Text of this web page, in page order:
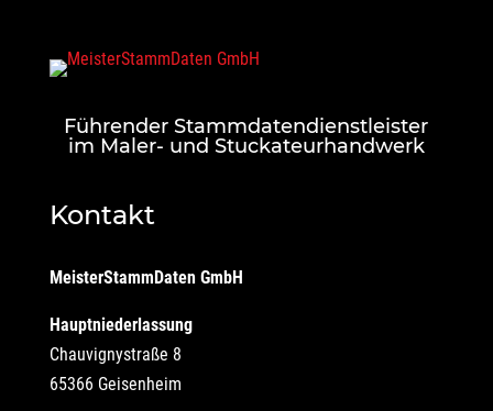
Führender Stammdatendienstleister
im Maler- und Stuckateurhandwerk
Kontakt
MeisterStammDaten GmbH
Hauptniederlassung
Chauvignystraße 8
65366 Geisenheim